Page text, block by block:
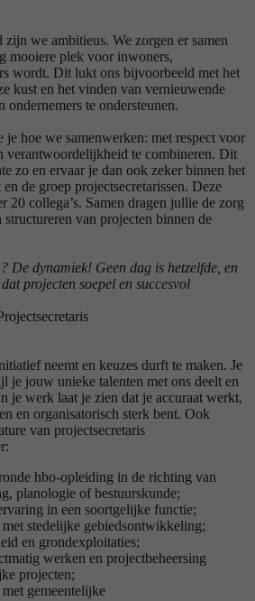
we ambitieus. We zorgen er samen
mooiere plek voor inwoners,
wordt. Dit lukt ons bijvoorbeeld met het
kust en het vinden van vernieuwende
ondernemers te ondersteunen.
hoe we samenwerken: met respect voor
verantwoordelijkheid te combineren. Dit
zo en ervaar je dan ook zeker binnen het
de groep projectsecretarissen. Deze
20 collega’s. Samen dragen jullie de zorg
structureren van projecten binnen de
De dynamiek! Geen dag is hetzelfde, en
projecten soepel en succesvol
neemt en keuzes durft te maken. Je
jouw unieke talenten met ons deelt en
je werk laat je zien dat je accuraat werkt,
en organisatorisch sterk bent. Ook
van projectsecretaris
hbo-opleiding in de richting van
planologie of bestuurskunde;
in een soortgelijke functie;
stedelijke gebiedsontwikkeling;
en grondexploitaties;
werken en projectbeheersing
projecten;
gemeentelijke